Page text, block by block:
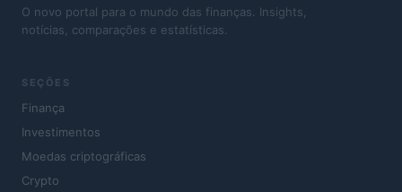
O novo portal para o mundo das finanças. Insights,
notícias, comparações e estatísticas.
SEÇÕES
Finança
Investimentos
Moedas criptográficas
Crypto